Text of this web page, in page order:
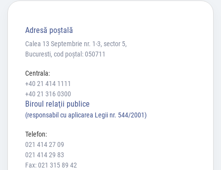
Adresă poştală
Calea 13 Septembrie nr. 1-3, sector 5,
Bucuresti, cod poștal: 050711
Centrala:
+40 21 414 1111
+40 21 316 0300
Biroul relaţii publice
(responsabil cu aplicarea Legii nr. 544/2001)
Telefon:
021 414 27 09
021 414 29 83
Fax: 021 315 89 42